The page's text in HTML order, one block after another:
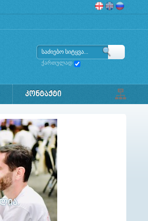
ქართულად
ᲙᲝᲜᲢᲐᲥᲢᲘ